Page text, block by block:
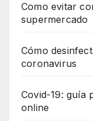
Como evitar
supermercado
Cómo
coronavirus
Covid-19: guía
online